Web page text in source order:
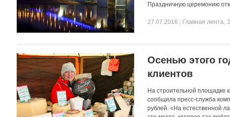
Праздничную церемонию
27.07.2016 Главная лента,
Осенью этого
клиентов
На строительной площадке
сообщила пресс-служба
рублей. «На естественной